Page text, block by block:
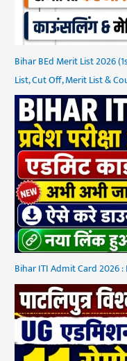
Bihar BEd Merit List 2026
List, Cut Off, Merit List &
Bihar ITI Admit Card 2026 :